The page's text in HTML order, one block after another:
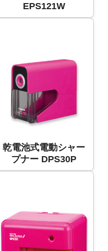
EPS121W
乾電池式電動シャー
プナー DPS30P